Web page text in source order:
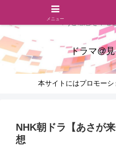
ドラマのシーンとセリフを切り
バレ)と感想を中心
ドラマ@
本サイトにはプロモー
NHK朝ドラ【あさ
想
メニュー